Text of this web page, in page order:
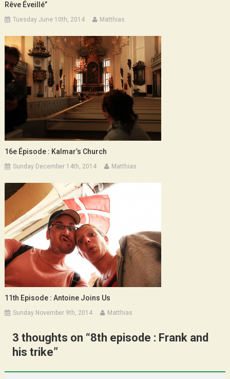
Rêve Éveillé”
Tuesday June 10th, 2014 Matthias
16e Épisode : Kalmar’s Church
Sunday December 14th, 2014 Matthias
11th Episode : Antoine Joins Us
Sunday November 9th, 2014 Matthias
3 thoughts on “8th episode : Frank and
his trike”